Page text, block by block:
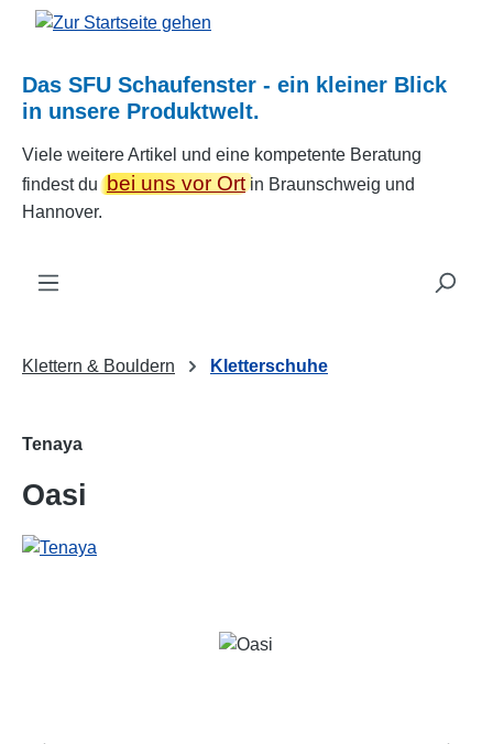
Zum Hauptinhalt springen
Das SFU Schaufenster - ein kleiner Blick
in unsere Produktwelt.
Viele weitere Artikel und eine kompetente Beratung
findest dubei uns vor Ortin Braunschweig und
Hannover.
Klettern & Bouldern Kletterschuhe
Tenaya
Oasi
Bildergalerie überspringen